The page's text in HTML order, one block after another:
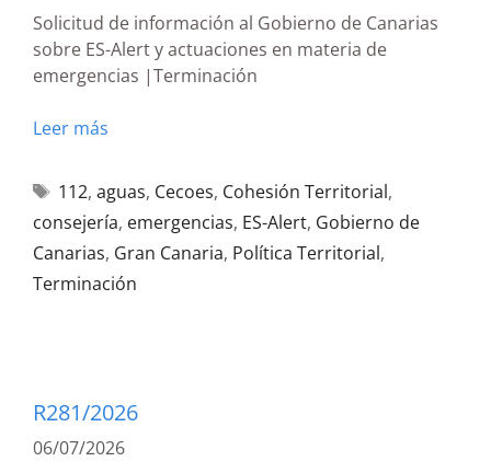
Solicitud de información al Gobierno de Canarias
sobre ES-Alert y actuaciones en materia de
emergencias |Terminación
Leer más
112, aguas, Cecoes, Cohesión Territorial,
consejería, emergencias, ES-Alert, Gobierno de
Canarias, Gran Canaria, Política Territorial,
Terminación
R281/2026
06/07/2026